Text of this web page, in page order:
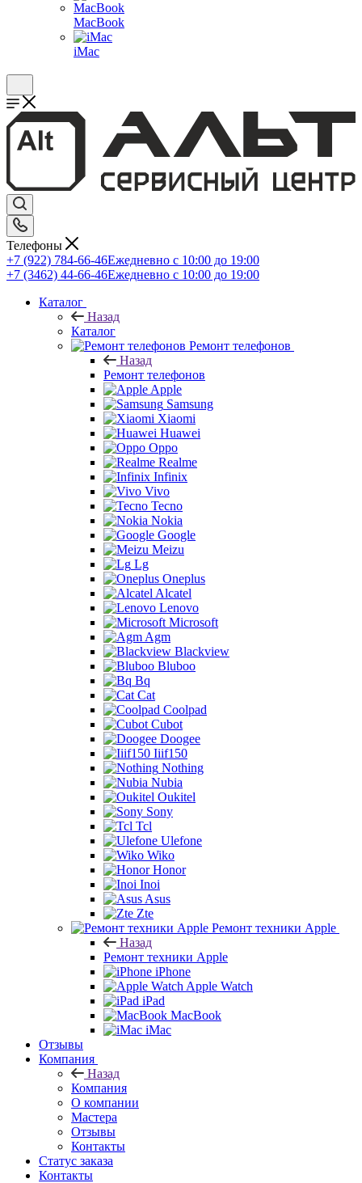
MacBook
iMac
Телефоны
+7 (922) 784-66-46Ежедневно с 10:00 до 19:00
+7 (3462) 44-66-46Ежедневно с 10:00 до 19:00
Каталог
Назад
Каталог
Ремонт телефонов
Назад
Ремонт телефонов
Apple
Samsung
Xiaomi
Huawei
Oppo
Realme
Infinix
Vivo
Tecno
Nokia
Google
Meizu
Lg
Oneplus
Alcatel
Lenovo
Microsoft
Agm
Blackview
Bluboo
Bq
Cat
Coolpad
Cubot
Doogee
Iiif150
Nothing
Nubia
Oukitel
Sony
Tcl
Ulefone
Wiko
Honor
Inoi
Asus
Zte
Ремонт техники Apple
Назад
Ремонт техники Apple
iPhone
Apple Watch
iPad
MacBook
iMac
Отзывы
Компания
Назад
Компания
О компании
Мастера
Отзывы
Контакты
Статус заказа
Контакты